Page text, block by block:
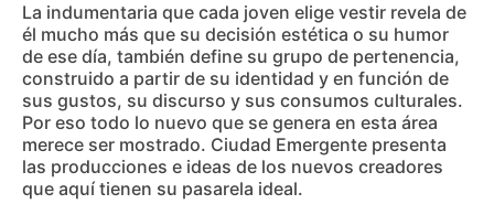
La indumentaria que cada joven elige vestir revela de
él mucho más que su decisión estética o su humor
de ese día, también define su grupo de pertenencia,
construido a partir de su identidad y en función de
sus gustos, su discurso y sus consumos culturales.
Por eso todo lo nuevo que se genera en esta área
merece ser mostrado. Ciudad Emergente presenta
las producciones e ideas de los nuevos creadores
que aquí tienen su pasarela ideal.